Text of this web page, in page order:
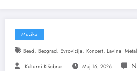
Muzika
Bend, Beograd, Evrovizija, Koncert, Lavina,
Kulturni Kišobran Maj 16, 2026